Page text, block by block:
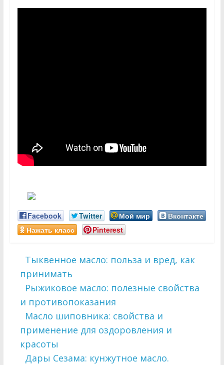
Facebook Twitter Мой мир
Вконтакте
Нажать класс
Pinterest
Тыквенное масло: польза и вред, как
принимать
Рыжиковое масло: полезные свойства
и противопоказания
Масло шиповника: свойства и
применение для оздоровления и
красоты
Дары Сезама: кунжутное масло.